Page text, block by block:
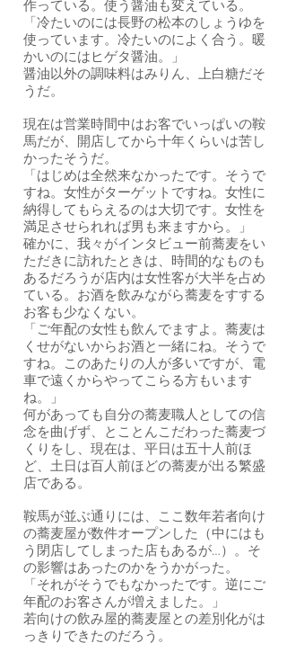
作っている。使う醤油も変えている。
「冷たいのには長野の松本のしょうゆを
使っています。冷たいのによく合う。暖
かいのにはヒゲタ醤油。」
醤油以外の調味料はみりん、上白糖だそ
うだ。
現在は営業時間中はお客でいっぱいの鞍
馬だが、開店してから十年くらいは苦し
かったそうだ。
「はじめは全然来なかったです。そうで
すね。女性がターゲットですね。女性に
納得してもらえるのは大切です。女性を
満足させられれば男も来ますから。」
確かに、我々がインタビュー前蕎麦をい
ただきに訪れたときは、時間的なものも
あるだろうが店内は女性客が大半を占め
ている。お酒を飲みながら蕎麦をすする
お客も少なくない。
「ご年配の女性も飲んでますよ。蕎麦は
くせがないからお酒と一緒にね。そうで
すね。このあたりの人が多いですが、電
車で遠くからやってこらる方もいます
ね。」
何があっても自分の蕎麦職人としての信
念を曲げず、とことんこだわった蕎麦づ
くりをし、現在は、平日は五十人前ほ
ど、土日は百人前ほどの蕎麦が出る繁盛
店である。
鞍馬が並ぶ通りには、ここ数年若者向け
の蕎麦屋が数件オープンした（中にはも
う閉店してしまった店もあるが…）。そ
の影響はあったのかをうかがった。
「それがそうでもなかったです。逆にご
年配のお客さんが増えました。」
若向けの飲み屋的蕎麦屋との差別化がは
っきりできたのだろう。